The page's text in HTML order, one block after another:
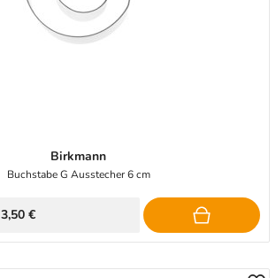
Birkmann
Buchstabe G Ausstecher 6 cm
3,50 €